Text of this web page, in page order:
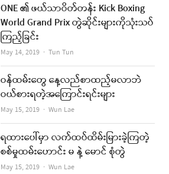
ONE ၏ ဖယ်သာဝိတ်တန်း Kick Boxing
World Grand Prix တွဲဆိုင်းများကိုသုံးသပ်
ကြည့်ခြင်း
May 14, 2019 Author
Tun Tun
ဝန်ထမ်းတွေ နေ့လည်စာထည့်မလာဘဲ
ဝယ်စားရတဲ့အကြောင်းရင်းများ
May 15, 2019 Author
Wun Lae
ရထားပေါ်မှာ လက်ထပ်ထိမ်းမြားခဲ့ကြတဲ့
စစ်မှုထမ်းဟောင်း မ နဲ့ မောင် စုံတွဲ
May 15, 2019 Author
Wun Lae